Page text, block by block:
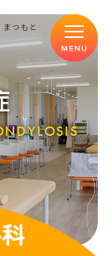
つもと